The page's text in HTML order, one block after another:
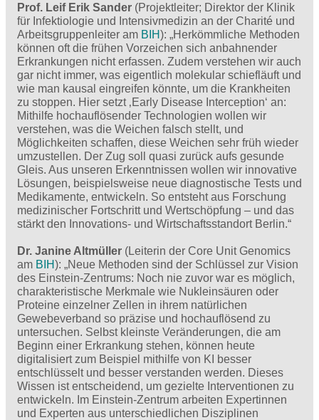
Prof. Leif Erik Sander (Projektleiter; Direktor der Klinik
für Infektiologie und Intensivmedizin an der Charité und
Arbeitsgruppenleiter am BIH): „Herkömmliche Methoden
können oft die frühen Vorzeichen sich anbahnender
Erkrankungen nicht erfassen. Zudem verstehen wir auch
gar nicht immer, was eigentlich molekular schiefläuft und
wie man kausal eingreifen könnte, um die Krankheiten
zu stoppen. Hier setzt ‚Early Disease Interception‘ an:
Mithilfe hochauflösender Technologien wollen wir
verstehen, was die Weichen falsch stellt, und
Möglichkeiten schaffen, diese Weichen sehr früh wieder
umzustellen. Der Zug soll quasi zurück aufs gesunde
Gleis. Aus unseren Erkenntnissen wollen wir innovative
Lösungen, beispielsweise neue diagnostische Tests und
Medikamente, entwickeln. So entsteht aus Forschung
medizinischer Fortschritt und Wertschöpfung – und das
stärkt den Innovations- und Wirtschaftsstandort Berlin.“
Dr. Janine Altmüller (Leiterin der Core Unit Genomics
am BIH): „Neue Methoden sind der Schlüssel zur Vision
des Einstein-Zentrums: Noch nie zuvor war es möglich,
charakteristische Merkmale wie Nukleinsäuren oder
Proteine einzelner Zellen in ihrem natürlichen
Gewebeverband so präzise und hochauflösend zu
untersuchen. Selbst kleinste Veränderungen, die am
Beginn einer Erkrankung stehen, können heute
digitalisiert zum Beispiel mithilfe von KI besser
entschlüsselt und besser verstanden werden. Dieses
Wissen ist entscheidend, um gezielte Interventionen zu
entwickeln. Im Einstein-Zentrum arbeiten Expertinnen
und Experten aus unterschiedlichen Disziplinen